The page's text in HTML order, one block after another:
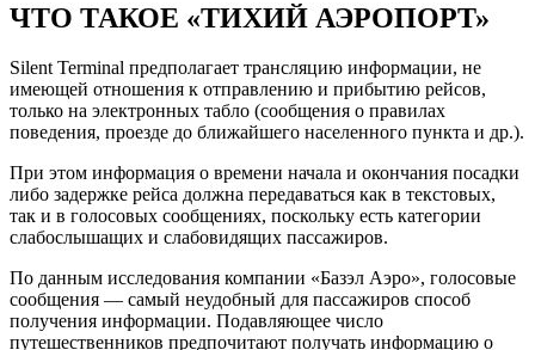
ЧТО ТАКОЕ «ТИХИЙ АЭРОПОРТ»
Silent Terminal предполагает трансляцию информации, не
имеющей отношения к отправлению и прибытию рейсов,
только на электронных табло (сообщения о правилах
поведения, проезде до ближайшего населенного пункта и др.).
При этом информация о времени начала и окончания посадки
либо задержке рейса должна передаваться как в текстовых,
так и в голосовых сообщениях, поскольку есть категории
слабослышащих и слабовидящих пассажиров.
По данным исследования компании «Базэл Аэро», голосовые
сообщения — самый неудобный для пассажиров способ
получения информации. Подавляющее число
путешественников предпочитают получать информацию о